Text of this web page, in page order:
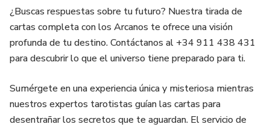
¿Buscas respuestas sobre tu futuro? Nuestra tirada de
cartas completa con los Arcanos te ofrece una visión
profunda de tu destino. Contáctanos al +34 911 438 431
para descubrir lo que el universo tiene preparado para ti.
Sumérgete en una experiencia única y misteriosa mientras
nuestros expertos tarotistas guían las cartas para
desentrañar los secretos que te aguardan. El servicio de